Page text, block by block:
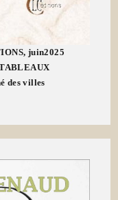
juin2025
des villes